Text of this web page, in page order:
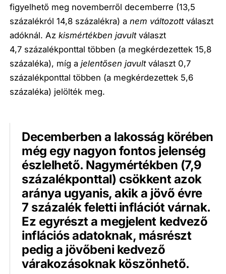
figyelhető meg novemberről decemberre (13,5
százalékról 14,8 százalékra) anem változottválaszt
adóknál. Azkismértékben javultválaszt
4,7 százalékponttal többen (a megkérdezettek 15,8
százaléka), míg ajelentősen javultválaszt 0,7
százalékponttal többen (a megkérdezettek 5,6
százaléka) jelölték meg.
Decemberben a lakosság körében
még egy nagyon fontos jelenség
észlelhető. Nagymértékben (7,9
százalékponttal) csökkent azok
aránya ugyanis, akik a jövő évre
7 százalék feletti inflációt várnak.
Ez egyrészt a megjelent kedvező
inflációs adatoknak, másrészt
pedig a jövőbeni kedvező
várakozásoknak köszönhető.